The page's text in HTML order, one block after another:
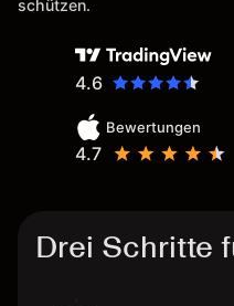
schützen.
4.6
Bewertungen
4.7
Drei Schritte